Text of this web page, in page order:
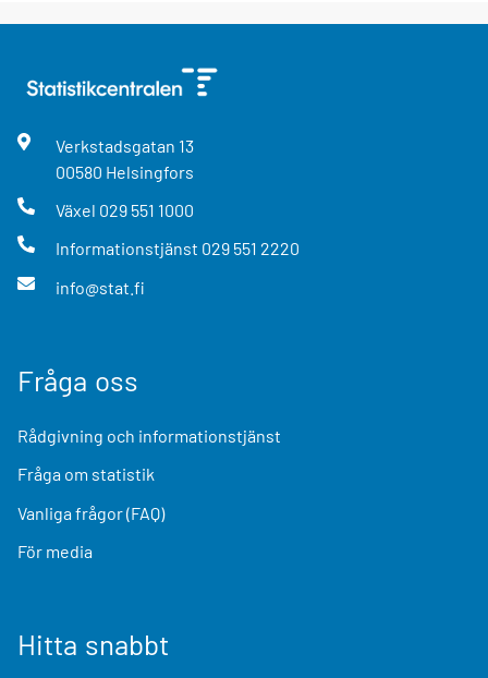
Verkstadsgatan 13
00580 Helsingfors
Växel 029 551 1000
Informationstjänst 029 551 2220
info@stat.fi
Fråga oss
Rådgivning och informationstjänst
Fråga om statistik
Vanliga frågor (FAQ)
För media
Hitta snabbt